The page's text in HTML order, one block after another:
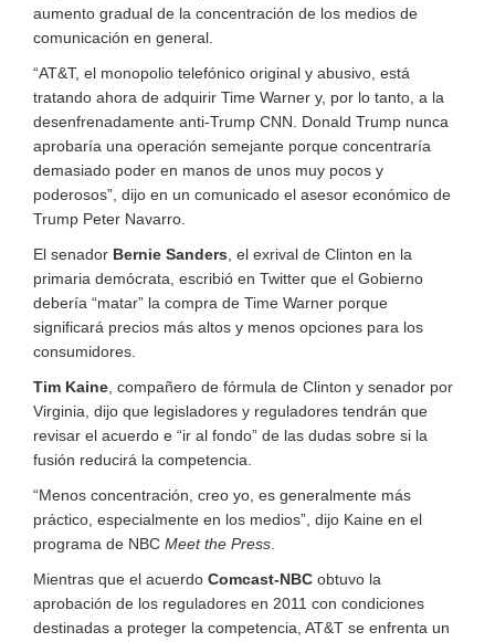
aumento gradual de la concentración de los medios de
comunicación en general.
“AT&T, el monopolio telefónico original y abusivo, está
tratando ahora de adquirir Time Warner y, por lo tanto, a la
desenfrenadamente anti-Trump CNN. Donald Trump nunca
aprobaría una operación semejante porque concentraría
demasiado poder en manos de unos muy pocos y
poderosos”, dijo en un comunicado el asesor económico de
Trump Peter Navarro.
El senador Bernie Sanders, el exrival de Clinton en la
primaria demócrata, escribió en Twitter que el Gobierno
debería “matar” la compra de Time Warner porque
significará precios más altos y menos opciones para los
consumidores.
Tim Kaine, compañero de fórmula de Clinton y senador por
Virginia, dijo que legisladores y reguladores tendrán que
revisar el acuerdo e “ir al fondo” de las dudas sobre si la
fusión reducirá la competencia.
“Menos concentración, creo yo, es generalmente más
práctico, especialmente en los medios”, dijo Kaine en el
programa de NBC Meet the Press.
Mientras que el acuerdo Comcast-NBC obtuvo la
aprobación de los reguladores en 2011 con condiciones
destinadas a proteger la competencia, AT&T se enfrenta un